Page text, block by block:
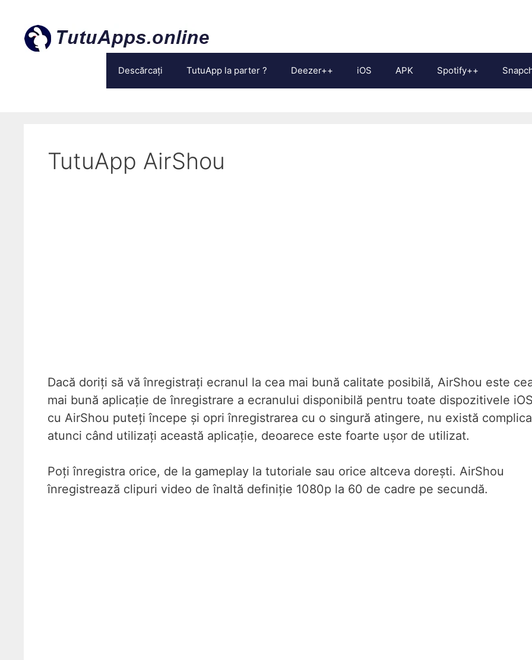
conținut
Descărcați TutuApp la parter ? Deezer++ iOS APK Spotify++
TutuApp AirShou
Dacă doriți să vă înregistrați ecranul la cea mai bună calitate posibilă, AirShou este
mai bună aplicație de înregistrare a ecranului disponibilă pentru toate dispozitivele
cu AirShou puteți începe și opri înregistrarea cu o singură atingere, nu există
atunci când utilizați această aplicație, deoarece este foarte ușor de utilizat.
Poți înregistra orice, de la gameplay la tutoriale sau orice altceva dorești. AirShou
înregistrează clipuri video de înaltă definiție 1080p la 60 de cadre pe secundă.